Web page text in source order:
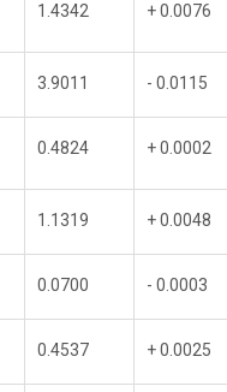
1.4342 + 0.0076
3.9011 - 0.0115
0.4824 + 0.0002
1.1319 + 0.0048
0.0700 - 0.0003
0.4537 + 0.0025